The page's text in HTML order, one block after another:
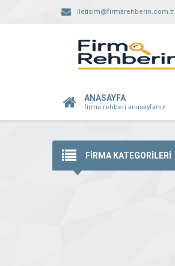
iletisim@firmarehberin.com.tr
ANASAYFA
firma rehberi anasayfanız
FİRMA KATEGORİLERİ